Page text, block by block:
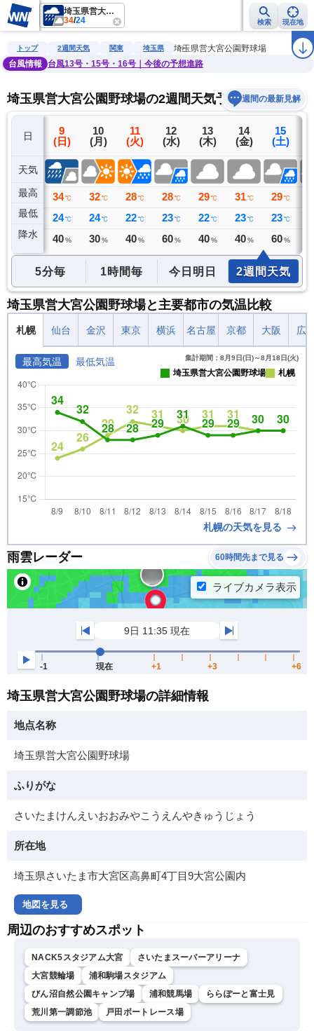
埼玉県営大宮公園野球場
34/24 検索 現在地
雨雲レーダー 台風情報 地震情報 警報・注意報 2週間天気 ラ
トップ 2週間天気 関東 埼玉県
埼玉県営大宮公園野球場
台風情報
台風13号・15号・16号｜今後の予想進路
埼玉県営大宮公園野球場の2週間天気予報週間の最新見解
日
天気
最高
最低
降水
8
(土)
35 ℃
26 ℃
0 ミリ
9
(日)
34 ℃
24 ℃
40 %
10
(月)
32 ℃
24 ℃
30 %
11
(火)
28 ℃
22 ℃
40 %
12
(水)
28 ℃
23 ℃
60 %
13
(木)
29 ℃
22 ℃
40 %
14
(金)
31 ℃
23 ℃
40 %
15
(土)
29 ℃
23 ℃
60 %
5分毎 1時間毎 今日明日 2週間天気
埼玉県営大宮公園野球場と主要都市の気温比較
札幌 仙台 金沢 東京 横浜 名古屋 京都 大阪 広
最高気温 最低気温 集計期間：8月9日(日)～8月18日(火)
埼玉県営大宮公園野球場 札幌
札幌の天気を見る
雨雲レーダー 60時間先まで見る
埼玉県営大宮公園野球場の詳細情報
地点名称
埼玉県営大宮公園野球場
ふりがな
さいたまけんえいおおみやこうえんやきゅうじょう
所在地
埼玉県さいたま市大宮区高鼻町4丁目9大宮公園内
地図を見る
周辺のおすすめスポット
NACK5スタジアム大宮
さいたまスーパーアリーナ
大宮競輪場
浦和駒場スタジアム
びん沼自然公園キャンプ場
浦和競馬場
ららぽーと富士見
荒川第一調節池
戸田ボートレース場